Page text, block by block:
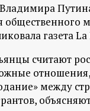
газета La
считают
между